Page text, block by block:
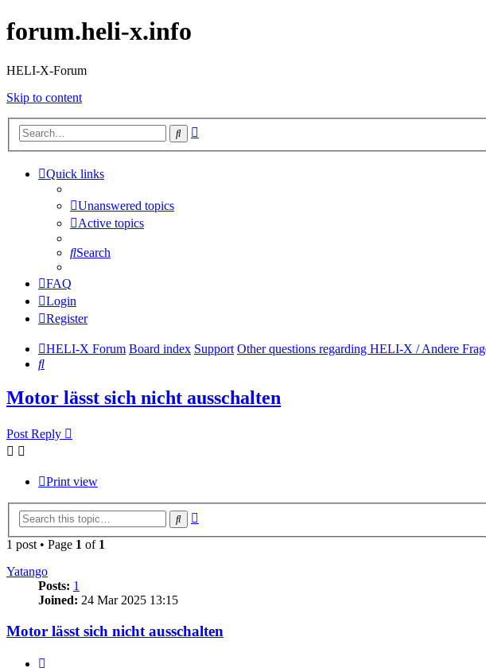
forum.heli-x.info
HELI-X-Forum
Skip to content
Search
Quick links
Unanswered topics
Active topics
Search
FAQ
Login
Register
HELI-X Forum Board index Support Other questions regarding HELI-X / Andere
Search
Motor lässt sich nicht ausschalten
Post Reply
Print view
Search
1 post • Page 1 of 1
Yatango
Posts: 1
Joined: 24 Mar 2025 13:15
Motor lässt sich nicht ausschalten